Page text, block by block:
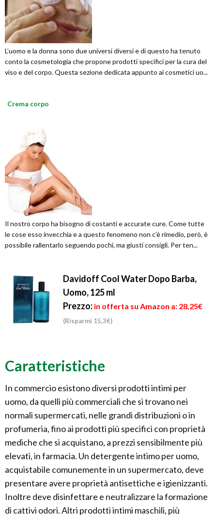
L’uomo e la donna sono due universi diversi e di questo ha tenuto
conto la cosmetologia che propone prodotti specifici per la cura del
viso e del corpo. Questa sezione dedicata appunto ai cosmetici uo...
Crema corpo
Il nostro corpo ha bisogno di costanti e accurate cure. Come tutte
le cose esso invecchia e a questo fenomeno non c’è rimedio, però, è
possibile rallentarlo seguendo pochi, ma giusti consigli. Per ten...
Davidoff Cool Water Dopo Barba,
Uomo, 125 ml
Prezzo: in offerta su Amazon a: 28,25€
(Risparmi 15,3€)
Caratteristiche
In commercio esistono diversi prodotti intimi per
uomo, da quelli più commerciali che si trovano nei
normali supermercati, nelle grandi distribuzioni o in
profumeria, fino ai prodotti più specifici con proprietà
mediche che si acquistano, a prezzi sensibilmente più
elevati, in farmacia. Un detergente intimo per uomo,
acquistabile comunemente in un supermercato, deve
presentare avere proprietà antisettiche e igienizzanti.
Inoltre deve disinfettare e neutralizzare la formazione
di cattivi odori. Altri prodotti intimi maschili, più